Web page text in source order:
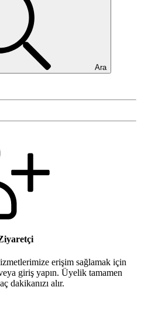
Ara
erişim sağlamak için
giriş yapın. Üyelik tamamen
dakikanızı alır.